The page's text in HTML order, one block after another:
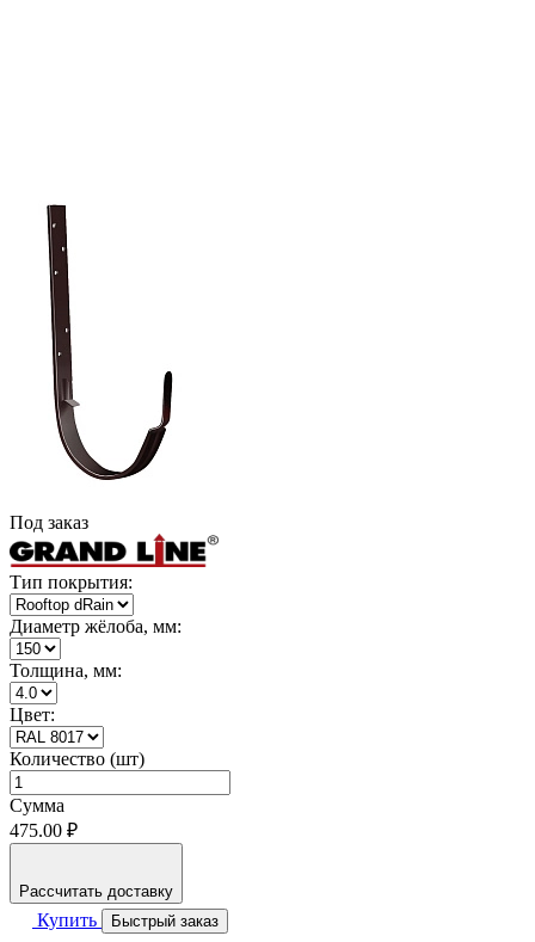
Под заказ
Тип покрытия:
Диаметр жёлоба, мм:
Толщина, мм:
Цвет:
Количество (шт)
Сумма
475.00 ₽
Рассчитать доставку
Купить Быстрый заказ